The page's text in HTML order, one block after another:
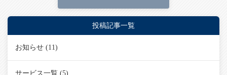
投稿記事一覧
お知らせ (11)
サービス一覧 (5)